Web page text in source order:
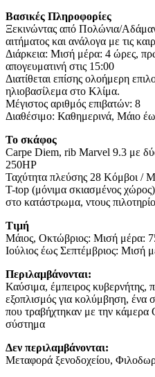
Βασικές Πληροφορίες
Ξεκινώντας από Πολώνια/
αιτήματος και ανάλογα με τις
Διάρκεια: Μισή μέρα: 4 ώρες,
απογευματινή στις 15:00
Διατίθεται επίσης ολοήμερη
ηλιοβασίλεμα στο Κλίμα.
Μέγιστος αριθμός επιβατών: 8
Διαθέσιμο: Καθημερινά, Μάιο
Το σκάφος
Carpe Diem, rib Marvel 9.3 με
250HP
Ταχύτητα πλεύσης 28 Κόμβοι /
T-top (μόνιμα σκιασμένος
στο κατάστρωμα, ντους
Τιμή
Μάιος, Οκτώβριος: Μισή μέρα:
Ιούλιος έως Σεπτέμβριος:
Περιλαμβάνονται:
Καύσιμα, έμπειρος κυβερνήτης,
εξοπλισμός για κολύμβηση, ένα
που τραβήχτηκαν με την κάμερα
σύστημα
Δεν περιλαμβάνονται:
Μεταφορά ξενοδοχείου,